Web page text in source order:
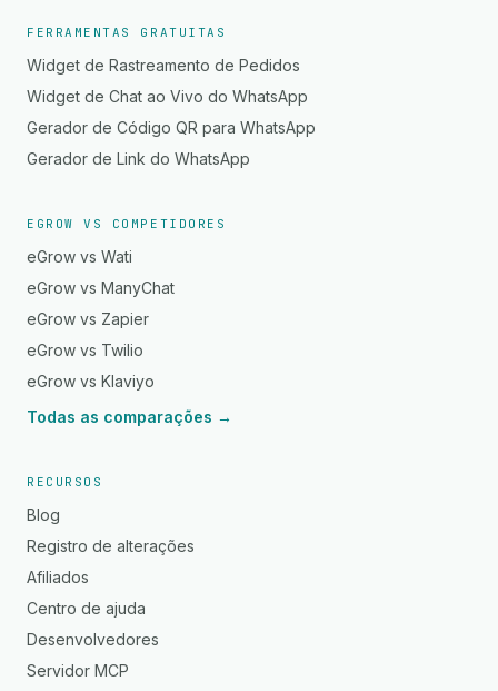
FERRAMENTAS GRATUITAS
Widget de Rastreamento de Pedidos
Widget de Chat ao Vivo do WhatsApp
Gerador de Código QR para WhatsApp
Gerador de Link do WhatsApp
EGROW VS COMPETIDORES
eGrow vs Wati
eGrow vs ManyChat
eGrow vs Zapier
eGrow vs Twilio
eGrow vs Klaviyo
Todas as comparações →
RECURSOS
Blog
Registro de alterações
Afiliados
Centro de ajuda
Desenvolvedores
Servidor MCP